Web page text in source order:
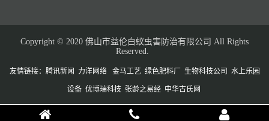
Copyright © 2020 佛山市益伦白蚁虫害防治有限公司 All Rights
Reserved.
友情链接： 腾讯新闻 力洋网络 金马工艺 绿色肥料厂 生物科技公司 水上乐园
设备 优博瑞科技 张龄之易经 中华古氏网